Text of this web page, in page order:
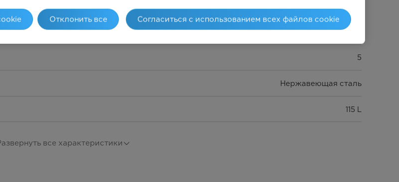
Механическое
5
Нержавеющая сталь
115 L
все характеристики
Отклонить все Согласиться с использованием всех файлов cookie